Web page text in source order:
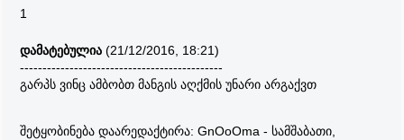
1
დამატებულია (21/12/2016, 18:21)
---------------------------------------------
გარპს ვინც ამბობთ მანგის აღქმის უნარი არგაქვთ
შეტყობინება დაარედაქტირა: GnOoOma - სამშაბათი,